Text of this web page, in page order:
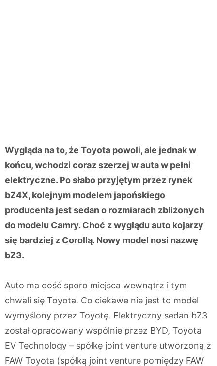
Wygląda na to, że Toyota powoli, ale jednak w
końcu, wchodzi coraz szerzej w auta w pełni
elektryczne. Po słabo przyjętym przez rynek
bZ4X, kolejnym modelem japońskiego
producenta jest sedan o rozmiarach zbliżonych
do modelu Camry. Choć z wyglądu auto kojarzy
się bardziej z Corollą. Nowy model nosi nazwę
bZ3.
Auto ma dość sporo miejsca wewnątrz i tym
chwali się Toyota. Co ciekawe nie jest to model
wymyślony przez Toyotę. Elektryczny sedan bZ3
został opracowany wspólnie przez BYD, Toyota
EV Technology – spółkę joint venture utworzoną z
FAW Toyota (spółką joint venture pomiędzy FAW